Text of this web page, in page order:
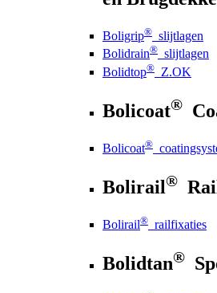
Boligrip® slijtlagen
Bolidrain® slijtlagen
Bolidtop® Z.OK
Bolicoat®
Bolicoat®
Bolirail®
Bolirail® railfixaties
Bolidtan®